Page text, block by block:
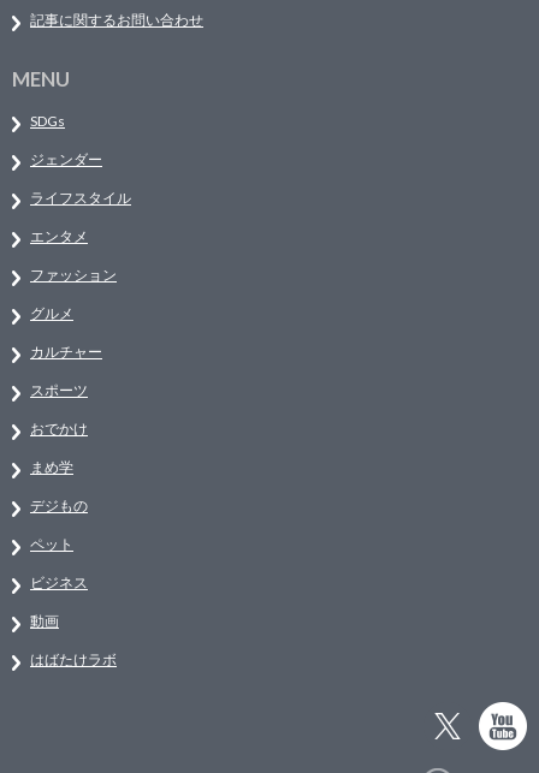
記事に関するお問い合わせ
MENU
SDGs
ジェンダー
ライフスタイル
エンタメ
ファッション
グルメ
カルチャー
スポーツ
おでかけ
まめ学
デジもの
ペット
ビジネス
動画
はばたけラボ